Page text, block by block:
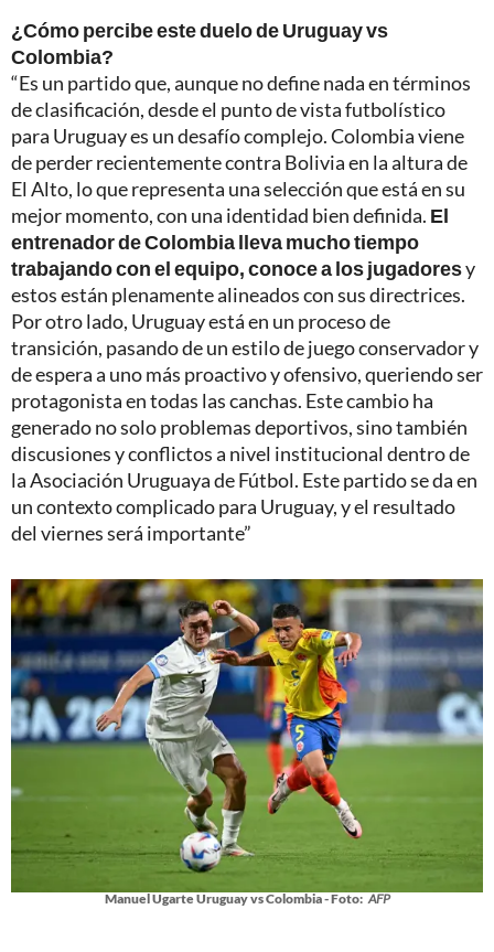
¿Cómo percibe este duelo de Uruguay vs
Colombia?
“Es un partido que, aunque no define nada en términos
de clasificación, desde el punto de vista futbolístico
para Uruguay es un desafío complejo. Colombia viene
de perder recientemente contra Bolivia en la altura de
El Alto, lo que representa una selección que está en su
mejor momento, con una identidad bien definida. El
entrenador de Colombia lleva mucho tiempo
trabajando con el equipo, conoce a los jugadoresy
estos están plenamente alineados con sus directrices.
Por otro lado, Uruguay está en un proceso de
transición, pasando de un estilo de juego conservador y
de espera a uno más proactivo y ofensivo, queriendo ser
protagonista en todas las canchas. Este cambio ha
generado no solo problemas deportivos, sino también
discusiones y conflictos a nivel institucional dentro de
la Asociación Uruguaya de Fútbol. Este partido se da en
un contexto complicado para Uruguay, y el resultado
del viernes será importante”
Manuel Ugarte Uruguay vs Colombia - Foto: AFP